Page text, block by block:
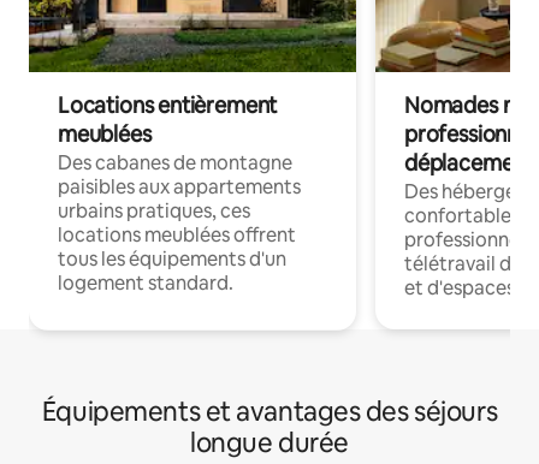
Locations entièrement
meublées
Des cabanes de montagne
paisibles aux appartements
urbains pratiques, ces
locations meublées offrent
tous les équipements d'un
logement standard.
Nomades
déplacement
Des
confortables
professionnels
télétravail
et d'espaces
Équipements et avantages des séjours
longue durée